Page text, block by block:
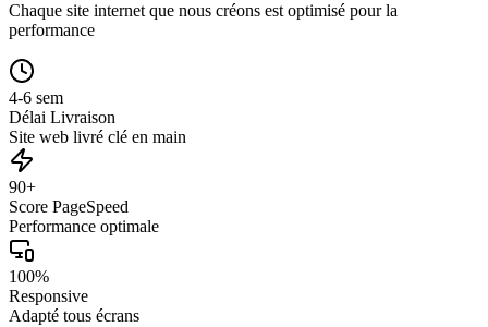
Chaque site internet que nous créons est optimisé pour la
performance
4-6 sem
Délai Livraison
Site web livré clé en main
90+
Score PageSpeed
Performance optimale
100%
Responsive
Adapté tous écrans